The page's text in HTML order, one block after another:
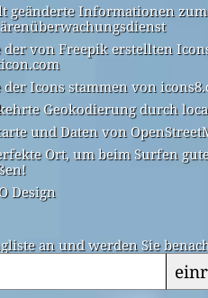
geänderte Informationen
der von Freepik erstellten
der Icons stammen von
Geokodierung durch
und Daten von
Ort, um beim Surfen
Design
an und werden Sie